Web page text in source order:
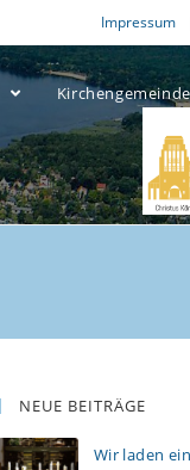
Impressum
NEUE BEITRÄGE
Wir laden